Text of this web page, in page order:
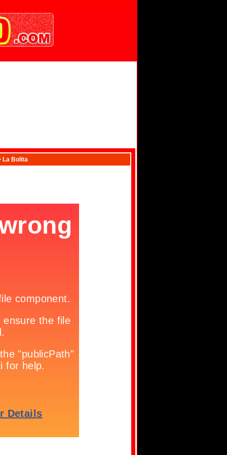
La Bolita